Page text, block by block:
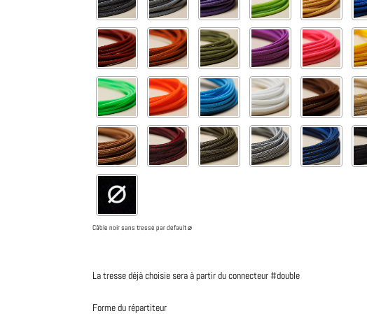
Câble noir sans tresse par default ⌀
La tresse déjà choisie sera à partir du connecteur #double
Forme du répartiteur